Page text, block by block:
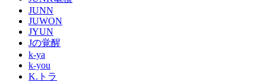
JUNN
JUWON
JYUN
Jの覚醒
k-ya
k-you
K.トラ